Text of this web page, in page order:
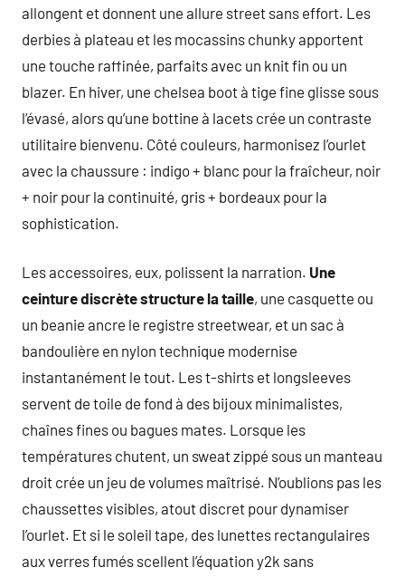
allongent et donnent une allure street sans effort. Les
derbies à plateau et les mocassins chunky apportent
une touche raffinée, parfaits avec un knit fin ou un
blazer. En hiver, une chelsea boot à tige fine glisse sous
l’évasé, alors qu’une bottine à lacets crée un contraste
utilitaire bienvenu. Côté couleurs, harmonisez l’ourlet
avec la chaussure : indigo + blanc pour la fraîcheur, noir
+ noir pour la continuité, gris + bordeaux pour la
sophistication.
Les accessoires, eux, polissent la narration. Une
ceinture discrète structure la taille, une casquette ou
un beanie ancre le registre streetwear, et un sac à
bandoulière en nylon technique modernise
instantanément le tout. Les t-shirts et longsleeves
servent de toile de fond à des bijoux minimalistes,
chaînes fines ou bagues mates. Lorsque les
températures chutent, un sweat zippé sous un manteau
droit crée un jeu de volumes maîtrisé. N’oublions pas les
chaussettes visibles, atout discret pour dynamiser
l’ourlet. Et si le soleil tape, des lunettes rectangulaires
aux verres fumés scellent l’équation y2k sans